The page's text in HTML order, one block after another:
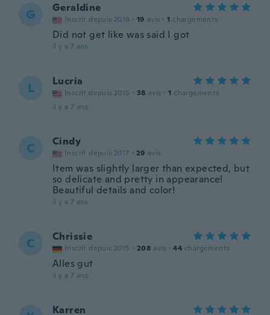
G Geraldine
Inscrit depuis 2016 · 19 avis · 1 chargements
Did not get like was said I got
il y a 7 ans
L Lucria
Inscrit depuis 2015 · 38 avis · 1 chargements
il y a 7 ans
C Cindy
Inscrit depuis 2017 · 29 avis
Item was slightly larger than expected, but
so delicate and pretty in appearance!
Beautiful details and color!
il y a 7 ans
C Chrissie
Inscrit depuis 2015 · 208 avis · 44 chargements
Alles gut
il y a 7 ans
Karren